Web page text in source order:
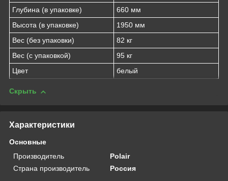
Глубина (в упаковке)
660 мм
Высота (в упаковке)
1950 мм
Вес (без упаковки)
82 кг
Вес (с упаковкой)
95 кг
Цвет
белый
Скрыть
Характеристики
Основные
Производитель
Polair
Страна производитель
Россия